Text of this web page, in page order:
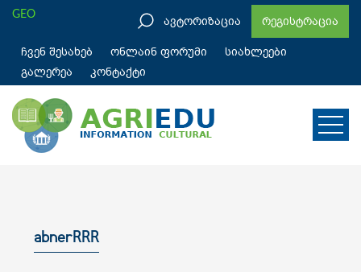
GEO ავტორიზაცია
რეგისტრაცია
ჩვენ შესახებ
ონლაინ ფორუმი
სიახლეები
გალერეა
კონტაქტი
abnerRRR